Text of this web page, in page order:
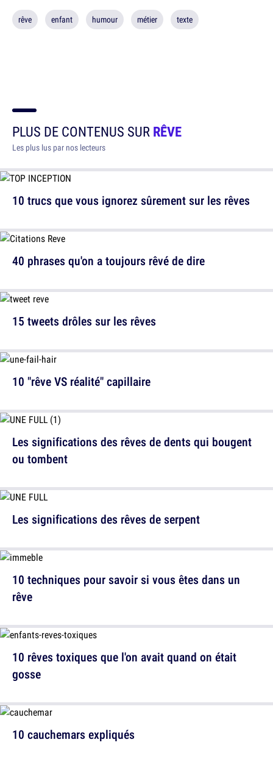
rêve enfant humour métier texte
PLUS DE CONTENUS SURRÊVE
Les plus lus par nos lecteurs
10 trucs que vous ignorez sûrement sur les rêves
15 tweets drôles sur les rêves
Les significations des rêves de dents qui bougent
ou tombent
10 techniques pour savoir si vous êtes dans un
rêve
10 cauchemars expliqués
40 phrases qu'on a toujours rêvé de dire
10 "rêve VS réalité" capillaire
Les significations des rêves de serpent
10 rêves toxiques que l'on avait quand on était
gosse